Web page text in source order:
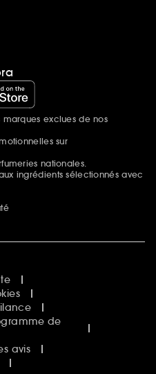
marques exclues de nos
sur
nationales.
ingrédients sélectionnés avec
de
avis